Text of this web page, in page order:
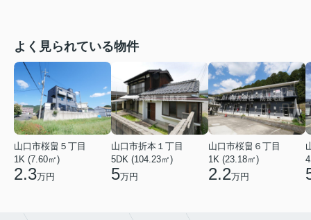
よく見られている物件
山口市桜畠５丁目
1K (7.60㎡)
2.3万円
山口市折本１丁目
5DK (104.23㎡)
5万円
山口市桜畠６丁目
1K (23.18㎡)
2.2万円